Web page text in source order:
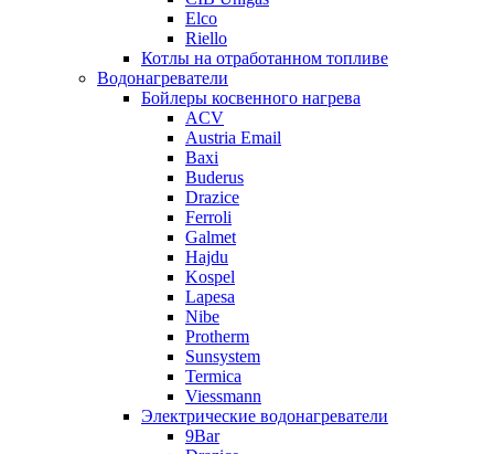
Elco
Riello
Котлы на отработанном топливе
Водонагреватели
Бойлеры косвенного нагрева
ACV
Austria Email
Baxi
Buderus
Drazice
Ferroli
Galmet
Hajdu
Kospel
Lapesa
Nibe
Protherm
Sunsystem
Termica
Viessmann
Электрические водонагреватели
9Bar